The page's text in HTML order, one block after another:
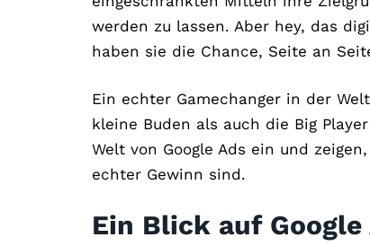
werden zu lassen. Aber hey, das
haben sie die Chance, Seite an
Ein echter Gamechanger in der
kleine Buden als auch die Big
Welt von Google Ads ein und
echter Gewinn sind.
Ein Blick auf Google